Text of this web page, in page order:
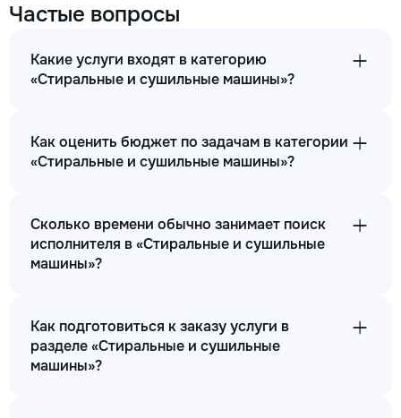
Частые вопросы
Какие услуги входят в категорию
«Стиральные и сушильные машины»?
Как оценить бюджет по задачам в категории
«Стиральные и сушильные машины»?
Сколько времени обычно занимает поиск
исполнителя в «Стиральные и сушильные
машины»?
Как подготовиться к заказу услуги в
разделе «Стиральные и сушильные
машины»?